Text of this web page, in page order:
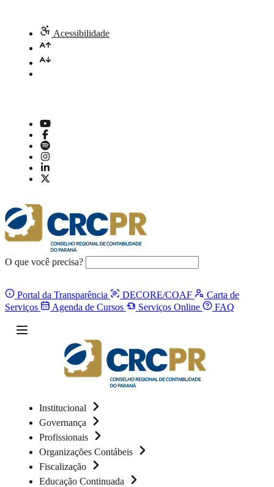
Acessibilidade
O que você precisa?
Portal da Transparência DECORE/COAF
Carta de
Serviços
Agenda de Cursos Serviços Online FAQ
Institucional
Governança
Profissionais
Organizações Contábeis
Fiscalização
Educação Continuada